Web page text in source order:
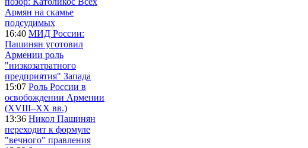
Армян на скамье
подсудимых
16:40 МИД России:
Пашинян уготовил
Армении роль
"низкозатратного
предприятия" Запада
15:07 Роль России в
освобождении Армении
(XVIII–XX вв.)
13:36 Никол Пашинян
переходит к формуле
"вечного" правления